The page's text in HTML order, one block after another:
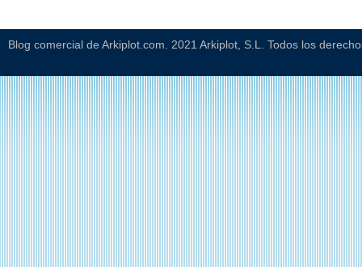
Blog comercial de Arkiplot.com. 2021 Arkiplot, S.L. Todos los